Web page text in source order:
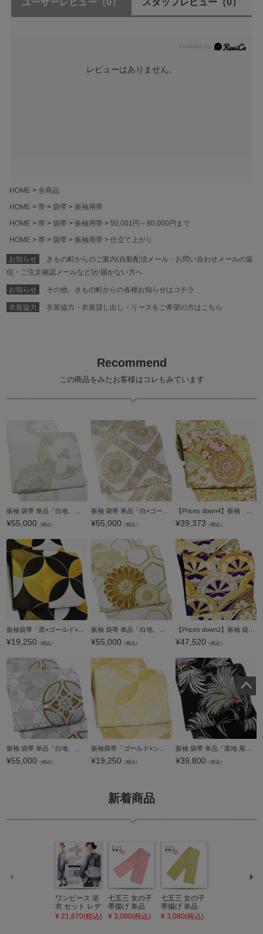
レビューはありません。
HOME
全商品
HOME
帯 袋帯
振袖用帯
HOME
帯 袋帯 振袖用帯
50,001円～80,000円まで
HOME
帯 袋帯 振袖用帯 仕立て上がり
お知らせ
きもの町からのご案内(自動配信メール・お問い合わせメールの返
信・ご注文確認メールなど)が届かない方へ
お知らせ その他、きもの町からの各種お知らせはコチラ
衣装協力 衣装協力・衣装貸し出し・リースをご希望の方はこちら
Recommend
この商品をみたお客様はコレもみています
¥55,000 （税込） ¥55,000 （税込） ¥39,373 （税込）
¥19,250 （税込） ¥55,000 （税込） ¥47,520 （税込）
¥55,000 （税込） ¥19,250 （税込） ¥39,800 （税込）
新着商品
ワンピース 浴
衣 セット レデ
ィース 吸水速
乾 ポリエステ
¥ 21,670(税込)
七五三 女の子
帯揚げ 単品
「灰桃色」日
本製 7歳 女児
¥ 3,080(税込)
七五三 女の子
帯揚げ 単品
「若葉色」日
本製 7歳 女児
¥ 3,080(税込)
ペー
ジト
ップ
へ